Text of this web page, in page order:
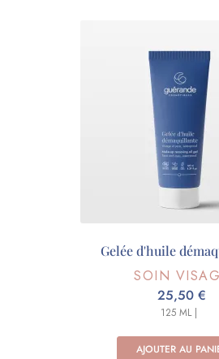
Gelée d'huile
SOIN
25,50 €
AJOUTER AU
125 ML |